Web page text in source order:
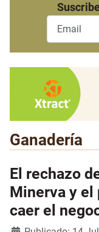
Ganadería
El rechazo
Minerva y el
caer el